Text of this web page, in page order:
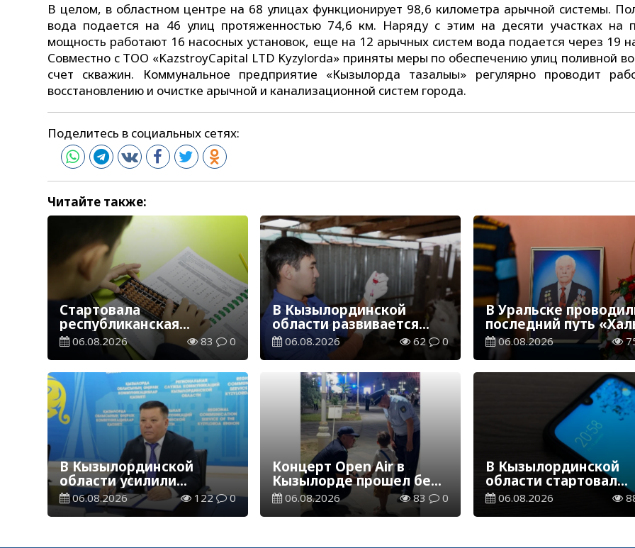
В целом, в областном центре на 68 улицах функционирует 98,6 километра арычной системы.
вода подается на 46 улиц протяженностью 74,6 км. Наряду с этим на десяти участках на
мощность работают 16 насосных установок, еще на 12 арычных систем вода подается через 19
Совместно с ТОО «KazstroyCapital LTD Kyzylorda» приняты меры по обеспечению улиц поливной
счет скважин. Коммунальное предприятие «Кызылорда тазалығы» регулярно проводит
восстановлению и очистке арычной и канализационной систем города.
Поделитесь в социальных сетях:
Читайте также:
Стартовала
республиканская
благотворительная
акция «Дорога в школу»
06.08.2026 83 0
В Кызылординской
области развивается
ветеринарная отрасль
06.08.2026 62 0
В Уральске
последний путь
Қаһарманы» Ивана
Степановича Гапича
06.08.2026
В Кызылординской
области усилили
контроль за финансовой
дисциплиной
06.08.2026 122 0
Концерт Open Air в
Кызылорде прошел без
нарушений
общественного порядка
06.08.2026 83 0
В Кызылординской
области стартовал
конкурс
семейных ценностях
Конституции
06.08.2026